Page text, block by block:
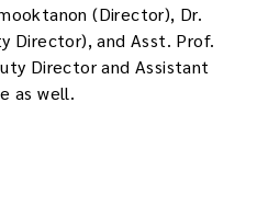
(Director), Dr.
Director), and Asst. Prof.
Director and Assistant
as well.